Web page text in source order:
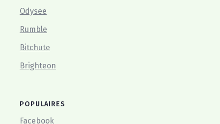
Odysee
Rumble
Bitchute
Brighteon
POPULAIRES
Facebook